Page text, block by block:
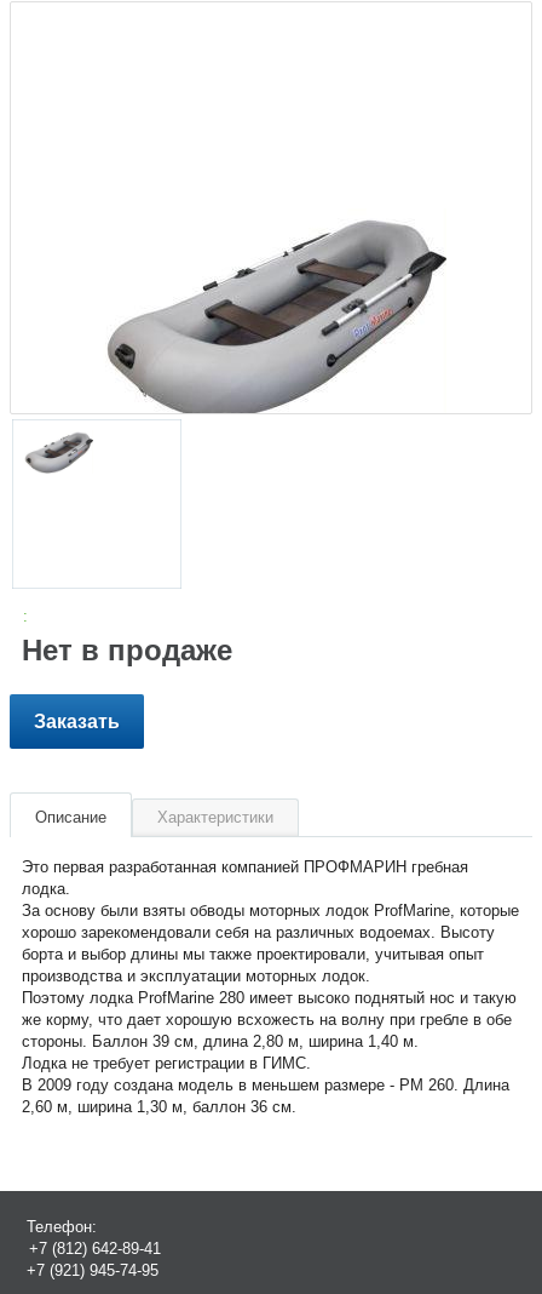
:
Нет в продаже
Заказать
Описание Характеристики
Это первая разработанная компанией ПРОФМАРИН гребная
лодка.
За основу были взяты обводы моторных лодок ProfMarine, которые
хорошо зарекомендовали себя на различных водоемах. Высоту
борта и выбор длины мы также проектировали, учитывая опыт
производства и эксплуатации моторных лодок.
Поэтому лодка ProfMarine 280 имеет высоко поднятый нос и такую
же корму, что дает хорошую всхожесть на волну при гребле в обе
стороны. Баллон 39 см, длина 2,80 м, ширина 1,40 м.
Лодка не требует регистрации в ГИМС.
В 2009 году создана модель в меньшем размере - РМ 260. Длина
2,60 м, ширина 1,30 м, баллон 36 см.
Длина кокпита, мм
Ширина наибольшая, мм
Ширина кокпита, мм
Телефон:
+7 (812) 642-89-41
+7 (921) 945-74-95